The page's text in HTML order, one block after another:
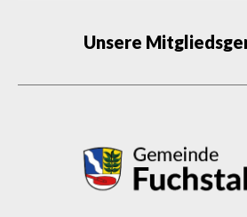
Unsere